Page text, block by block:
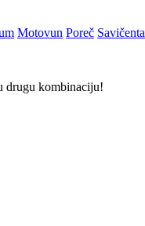
Motovun Poreč Savičenta
drugu kombinaciju!